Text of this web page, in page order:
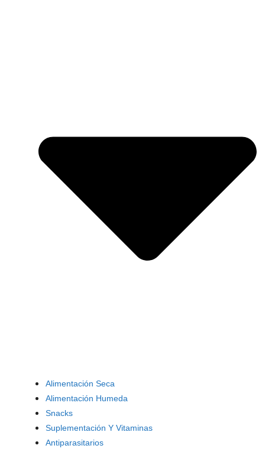
Alimentación Seca
Alimentación Humeda
Snacks
Suplementación Y Vitaminas
Antiparasitarios